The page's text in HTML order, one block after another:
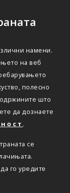
намени.
на веб
полесно
што
да дознаете
.
се
го уредите